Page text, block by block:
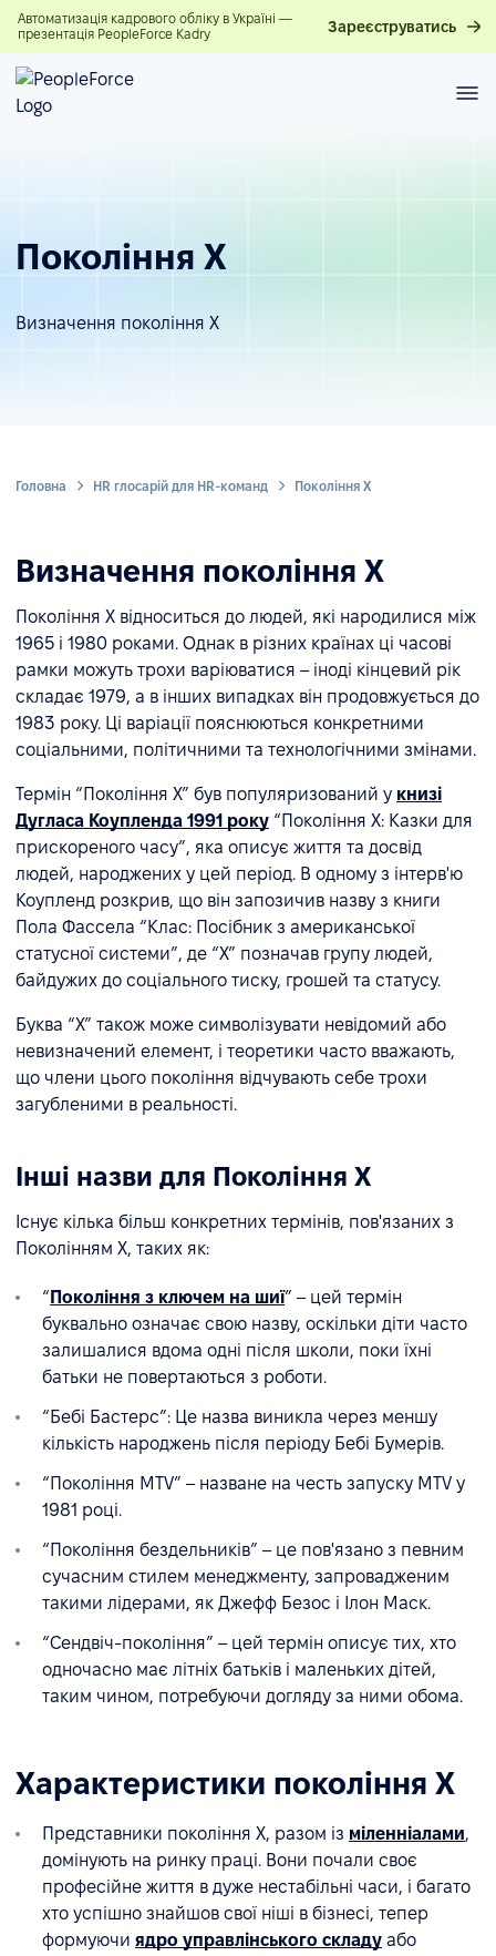
Автоматизація кадрового обліку в Україні —
презентація PeopleForce Kadry
Зареєструватись
Покоління X
Визначення покоління X
Головна HR глосарій для HR-команд Покоління X
Визначення покоління X
Покоління X відноситься до людей, які народилися між
1965 і 1980 роками. Однак в різних країнах ці часові
рамки можуть трохи варіюватися – іноді кінцевий рік
складає 1979, а в інших випадках він продовжується до
1983 року. Ці варіації пояснюються конкретними
соціальними, політичними та технологічними змінами.
Термін “Покоління X” був популяризований у книзі
Дугласа Коупленда 1991 року “Покоління X: Казки для
прискореного часу”, яка описує життя та досвід
людей, народжених у цей період. В одному з інтерв'ю
Коупленд розкрив, що він запозичив назву з книги
Пола Фассела “Клас: Посібник з американської
статусної системи”, де “X” позначав групу людей,
байдужих до соціального тиску, грошей та статусу.
Буква “X” також може символізувати невідомий або
невизначений елемент, і теоретики часто вважають,
що члени цього покоління відчувають себе трохи
загубленими в реальності.
Інші назви для Покоління X
Існує кілька більш конкретних термінів, пов'язаних з
Поколінням X, таких як:
“ Покоління з ключем на шиї” – цей термін
буквально означає свою назву, оскільки діти часто
залишалися вдома одні після школи, поки їхні
батьки не повертаються з роботи.
“Бебі Бастерс”: Це назва виникла через меншу
кількість народжень після періоду Бебі Бумерів.
“Покоління MTV” – назване на честь запуску MTV у
1981 році.
“Покоління бездельників” – це пов'язано з певним
сучасним стилем менеджменту, запровадженим
такими лідерами, як Джефф Безос і Ілон Маск.
“Сендвіч-покоління” – цей термін описує тих, хто
одночасно має літніх батьків і маленьких дітей,
таким чином, потребуючи догляду за ними обома.
Характеристики покоління X
Представники покоління X, разом із міленніалами,
домінують на ринку праці. Вони почали своє
професійне життя в дуже нестабільні часи, і багато
хто успішно знайшов свої ніші в бізнесі, тепер
формуючи ядро управлінського складу або